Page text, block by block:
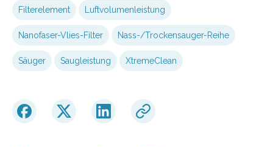
Filterelement Luftvolumenleistung
Nanofaser-Vlies-Filter Nass-/Trockensauger-Reihe
Säuger Saugleistung XtremeClean